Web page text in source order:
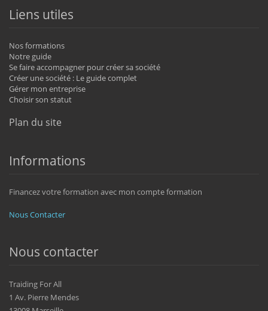
Liens utiles
Nos formations
Notre guide
Se faire accompagner pour créer sa société
Créer une société : Le guide complet
Gérer mon entreprise
Choisir son statut
Plan du site
Informations
Financez votre formation avec mon compte formation
Nous Contacter
Nous contacter
Traiding For All
1 Av. Pierre Mendes